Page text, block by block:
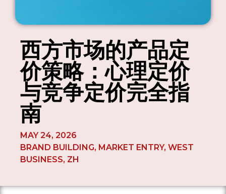
西方市场的产品定
价策略：心理定价
与竞争定价完全指
南
MAY 24, 2026
BRAND BUILDING, MARKET ENTRY, WEST
BUSINESS, ZH